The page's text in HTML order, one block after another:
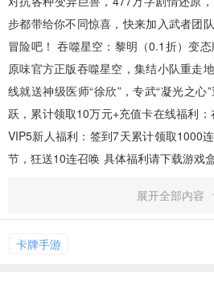
MMO手游
1301款手游
三国手游
1344款手游
武侠手游
284款手游
二次元
614款手游
体育竞技
24款手游
梦幻手游
113款手游
步都带给你不同惊喜，快来加入武者团
冒险吧！ 吞噬星空：黎明（0.1折）变
原味官方正版吞噬星空，集结小队重走
线就送神级医师“徐欣”，专武“凝光之
跃，累计领取10万元+充值卡在线福利
VIP5新人福利：签到7天累计领取1000
节，狂送10连召唤 具体福利请下载游戏
展开全部内容
卡牌手游